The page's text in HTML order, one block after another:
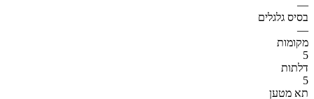
—
בסיס גלגלים
—
מקומות
5
דלתות
5
תא מטען